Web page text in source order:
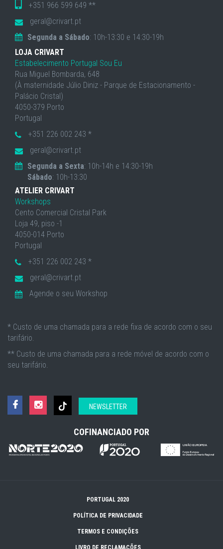
+351 966 599 649 **
geral@crivart.pt
Segunda a Sábado: 10h-13:30 e 14:30-19h
LOJA CRIVART
Estabelecimento Portugal Sou Eu
Rua Miguel Bombarda, 648
(À maternidade Júlio Diniz - Parque de Estacionamento -
Palácio Cristal)
4050-379 Porto
Portugal
+351 226 002 243 *
geral@crivart.pt
Segunda a Sexta: 10h-14h e 14:30-19h
Sábado: 10h-13:30
ATELIER CRIVART
Workshops
Cento Comercial Cristal Park
Loja 49, piso -1
4050-014 Porto
Portugal
+351 226 002 243 *
geral@crivart.pt
Agende o seu Workshop
* Custo de uma chamada para a rede fixa de acordo com o seu
tarifário.
** Custo de uma chamada para a rede móvel de acordo com o
seu tarifário.
NEWSLETTER
COFINANCIADO POR
PORTUGAL 2020
POLÍTICA DE PRIVACIDADE
TERMOS E CONDIÇÕES